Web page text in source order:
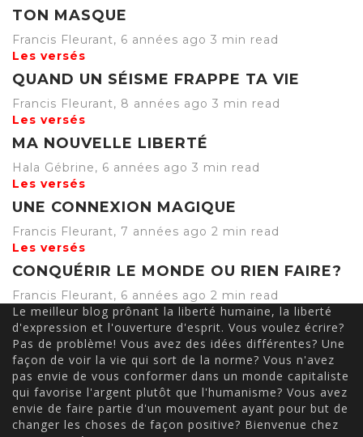
TON MASQUE
Francis Fleurant, 6 années ago 3 min read
Les versés
QUAND UN SÉISME FRAPPE TA VIE
Francis Fleurant, 8 années ago 3 min read
Les versés
MA NOUVELLE LIBERTÉ
Hala Gébrine, 6 années ago 3 min read
Les versés
UNE CONNEXION MAGIQUE
Francis Fleurant, 7 années ago 2 min read
Les versés
CONQUÉRIR LE MONDE OU RIEN FAIRE?
Francis Fleurant, 6 années ago 2 min read
Le meilleur blog prônant la liberté humaine, la liberté
d'expression et l'ouverture d'esprit. Vous voulez écrire?
Pas de problème! Vous avez des idées différentes? Une
façon de voir la vie qui sort de la norme? Vous n'avez
pas envie de vous conformer dans un monde capitaliste
qui favorise l'argent plutôt que l'humanisme? Vous avez
envie de faire partie d'un mouvement ayant pour but de
changer les choses de façon positive? Bienvenue chez